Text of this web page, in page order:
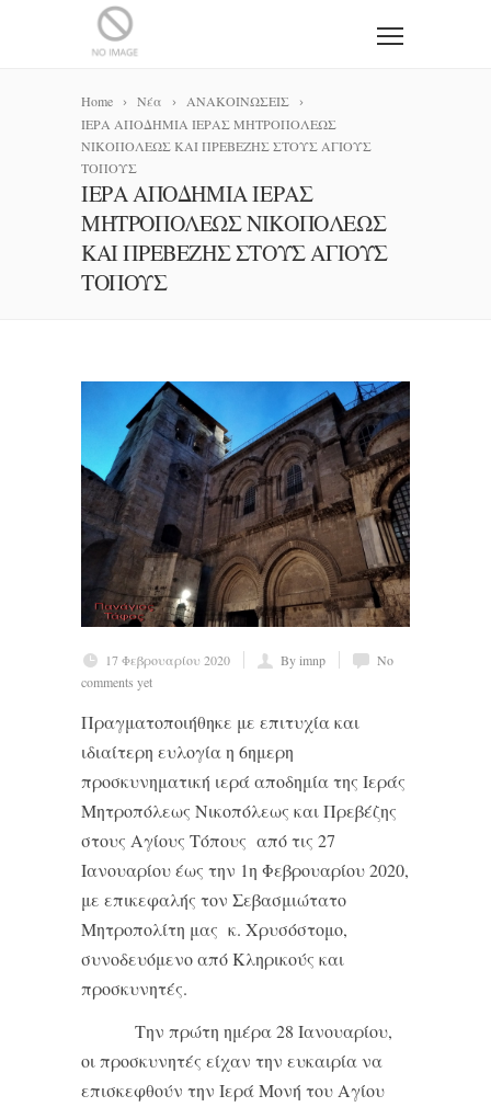
Home Νέα
ΑΝΑΚΟΙΝΩΣΕΙΣ
ΙΕΡΑ ΑΠΟΔΗΜΙΑ ΙΕΡΑΣ ΜΗΤΡΟΠΟΛΕΩΣ
ΝΙΚΟΠΟΛΕΩΣ ΚΑΙ ΠΡΕΒΕΖΗΣ ΣΤΟΥΣ ΑΓΙΟΥΣ
ΤΟΠΟΥΣ
ΙΕΡΑ ΑΠΟΔΗΜΙΑ ΙΕΡΑΣ
ΜΗΤΡΟΠΟΛΕΩΣ ΝΙΚΟΠΟΛΕΩΣ
ΚΑΙ ΠΡΕΒΕΖΗΣ ΣΤΟΥΣ ΑΓΙΟΥΣ
ΤΟΠΟΥΣ
17 Φεβρουαρίου 2020 By imnp
No
comments yet
Πραγματοποιήθηκε με επιτυχία και
ιδιαίτερη ευλογία η 6ημερη
προσκυνηματική ιερά αποδημία της Ιεράς
Μητροπόλεως Νικοπόλεως και Πρεβέζης
στους Αγίους Τόπους από τις 27
Ιανουαρίου έως την 1η Φεβρουαρίου 2020,
με επικεφαλής τον Σεβασμιώτατο
Μητροπολίτη μας κ. Χρυσόστομο,
συνοδευόμενο από Κληρικούς και
προσκυνητές.
Την πρώτη ημέρα 28 Ιανουαρίου,
οι προσκυνητές είχαν την ευκαιρία να
επισκεφθούν την Ιερά Μονή του Αγίου